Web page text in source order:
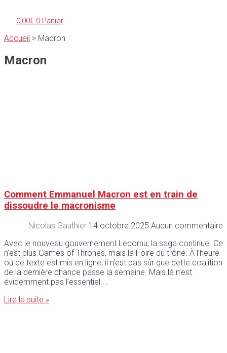
0,00€ 0 Panier
Accueil > Macron
Macron
Comment Emmanuel Macron est en train de
dissoudre le macronisme
Nicolas Gauthier 14 octobre 2025 Aucun commentaire
Avec le nouveau gouvernement Lecornu, la saga continue. Ce
n’est plus Games of Thrones, mais la Foire du trône. À l’heure
où ce texte est mis en ligne, il n’est pas sûr que cette coalition
de la dernière chance passe la semaine. Mais là n’est
évidemment pas l’essentiel.
Lire la suite »